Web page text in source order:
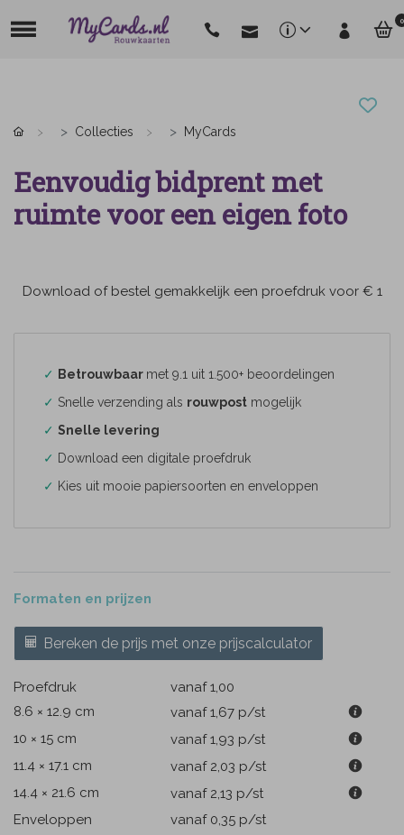
0
Collecties MyCards
Eenvoudig bidprent met
ruimte voor een eigen foto
Download of bestel gemakkelijk een proefdruk voor € 1
✓ Betrouwbaar met 9.1 uit 1.500+ beoordelingen
✓ Snelle verzending als rouwpost mogelijk
✓ Snelle levering
✓ Download een digitale proefdruk
✓ Kies uit mooie papiersoorten en enveloppen
Formaten en prijzen
Bereken de prijs met onze prijscalculator
Proefdruk
vanaf 1,00
8.6 × 12.9 cm
vanaf 1,67 p/st
10 × 15 cm
vanaf 1,93 p/st
11.4 × 17.1 cm
vanaf 2,03 p/st
14.4 × 21.6 cm
vanaf 2,13 p/st
Enveloppen
vanaf 0,35 p/st